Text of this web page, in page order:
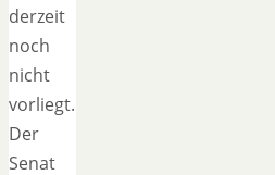
derzeit
noch
nicht
vorliegt.
Der
Senat